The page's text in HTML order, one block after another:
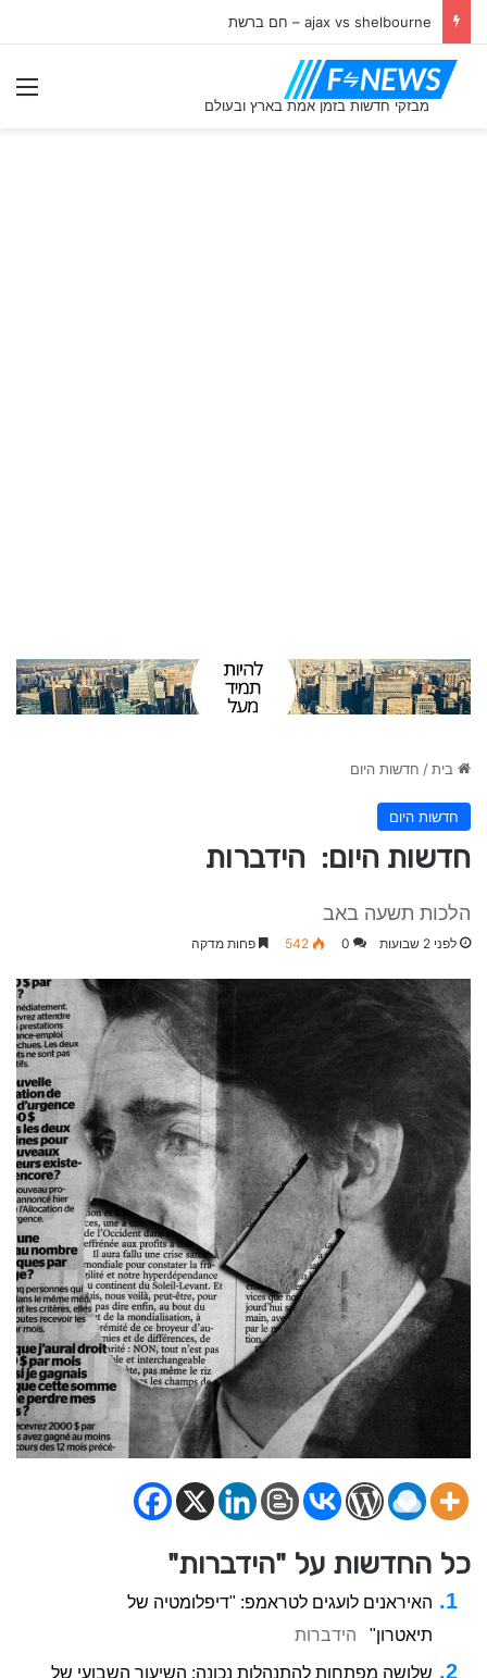
ajax vs shelbourne – חם ברשת
בית/ חדשות היום
חדשות היום
חדשות היום: הידברות
הלכות תשעה באב
לפני 2 שבועות 0
542 פחות מדקה
כל החדשות על "הידברות"
האיראנים לועגים לטראמפ: "דיפלומטיה של
תיאטרון"
הידברות
שלושה מפתחות להתנהלות נכונה: השיעור השבועי של